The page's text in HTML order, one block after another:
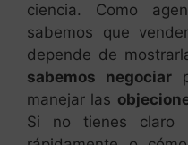
ciencia. Como
sabemos que
depende de
sabemos negociar
manejar las
Si no tienes claro